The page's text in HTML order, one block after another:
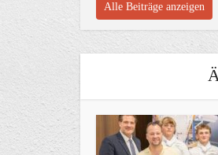
Alle Beiträge anzeigen